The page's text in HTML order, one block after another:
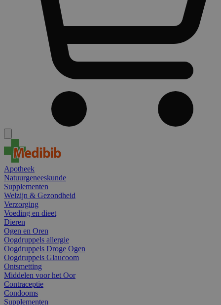
Apotheek
Natuurgeneeskunde
Supplementen
Welzijn & Gezondheid
Verzorging
Voeding en dieet
Dieren
Ogen en Oren
Oogdruppels allergie
Oogdruppels Droge Ogen
Oogdruppels Glaucoom
Ontsmetting
Middelen voor het Oor
Contraceptie
Condooms
Supplementen